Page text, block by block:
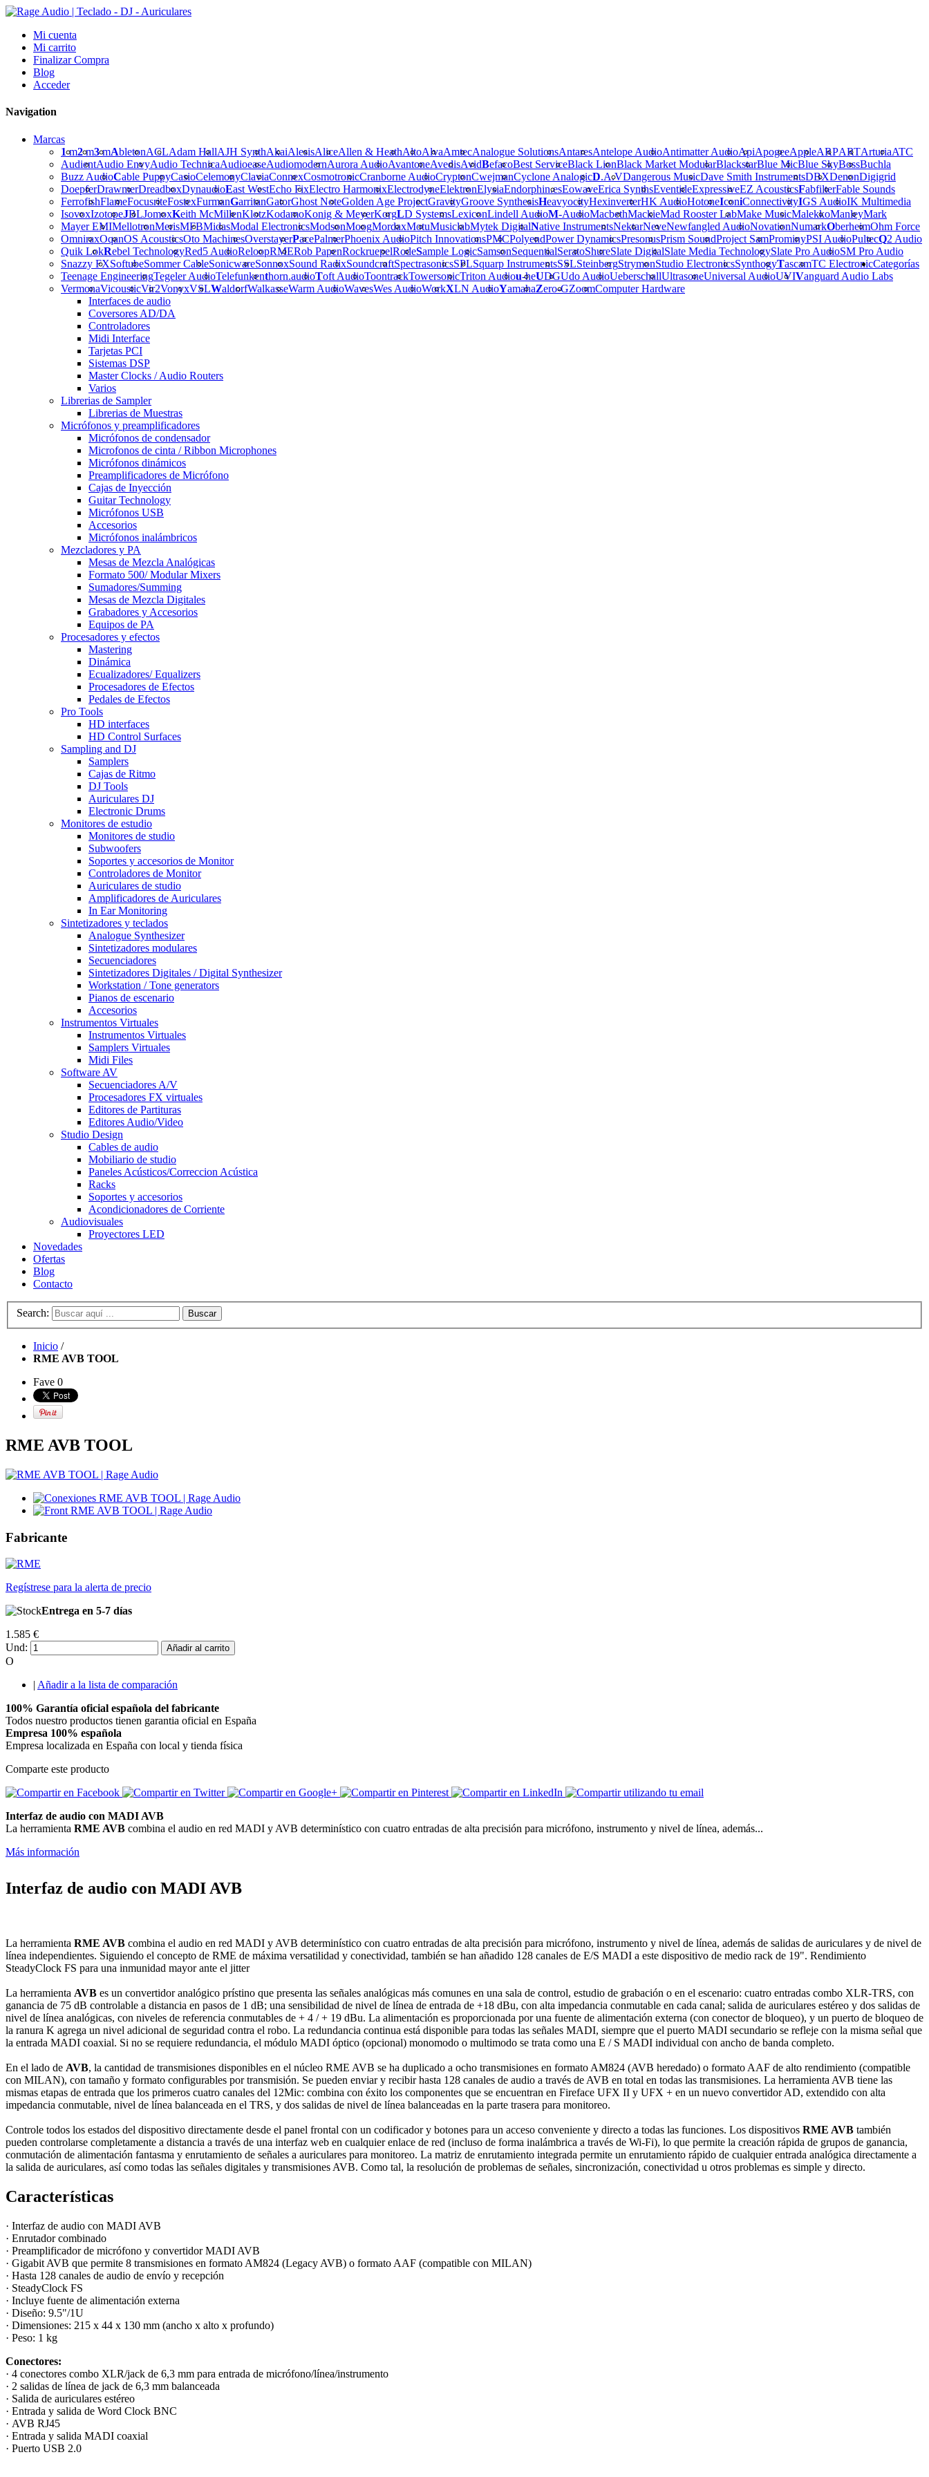
Mi cuenta
Mi carrito
Finalizar Compra
Blog
Acceder
Navigation
Marcas
1m2m3mAbletonACLAdam HallAJH SynthAkaiAlesisAliceAllen & HeathAltoAlvaAmtecAnalogue SolutionsAntaresAntelope AudioAntimatter AudioApiApogeeAppleARPARTArturiaATC
AudientAudio EnvyAudio TechnicaAudioeaseAudiomodernAurora AudioAvantoneAvedisAvidBefacoBest ServiceBlack LionBlack Market ModularBlackstarBlue MicBlue SkyBossBuchla
Buzz AudioCable PuppyCasioCelemonyClaviaConnexCosmotronicCranborne AudioCryptonCwejmanCyclone AnalogicD.A.VDangerous MusicDave Smith InstrumentsDBXDenonDigigrid
DoepferDrawmerDreadboxDynaudioEast WestEcho FixElectro HarmonixElectrodyneElektronElysiaEndorphin.esEowaveErica SynthsEventideExpressiveEZ AcousticsFabfilterFable Sounds
FerrofishFlameFocusriteFostexFurmanGarritanGatorGhost NoteGolden Age ProjectGravityGroove SynthesisHeavyocityHexinverterHK AudioHotoneIconiConnectivityIGS AudioIK Multimedia
IsovoxIzotopeJBLJomoxKeith McMillenKlotzKodamoKonig & MeyerKorgLD SystemsLexiconLindell AudioM-AudioMacbethMackieMad Rooster LabMake MusicMalekkoManleyMark
Mayer EMIMellotronMerisMFBMidasModal ElectronicsModsonMoogMordaxMotuMusiclabMytek DigitalNative InstrumentsNektarNeveNewfangled AudioNovationNumarkOberheimOhm Force
OmniraxOqanOS AcousticsOto MachinesOverstayerPacePalmerPhoenix AudioPitch InnovationsPMCPolyendPower DynamicsPresonusPrism SoundProject SamProminyPSI AudioPultecQ2 Audio
Quik LokRebel TechnologyRed5 AudioReloopRMERob PapenRockruepelRodeSample LogicSamsonSequentialSeratoShureSlate DigitalSlate Media TechnologySlate Pro AudioSM Pro Audio
Snazzy FXSoftubeSommer CableSonicwareSonnoxSound RadixSoundcraftSpectrasonicsSPLSquarp InstrumentsSSLSteinbergStrymonStudio ElectronicsSynthogyTascamTC Electronic
Teenage EngineeringTegeler AudioTelefunkenthorn.audioToft AudioToontrackTowersonicTriton Audiou-heUDGUdo AudioUeberschallUltrasoneUniversal AudioUVIVanguard Audio Labs
VermonaVicousticVir2VonyxVSLWaldorfWalkasseWarm AudioWavesWes AudioWorkXLN AudioYamahaZero-GZoom
Categorías
Computer Hardware
Interfaces de audio
Coversores AD/DA
Controladores
Midi Interface
Tarjetas PCI
Sistemas DSP
Master Clocks / Audio Routers
Varios
Librerias de Sampler
Librerias de Muestras
Micrófonos y preamplificadores
Micrófonos de condensador
Microfonos de cinta / Ribbon Microphones
Micrófonos dinámicos
Preamplificadores de Micrófono
Cajas de Inyección
Guitar Technology
Micrófonos USB
Accesorios
Micrófonos inalámbricos
Mezcladores y PA
Mesas de Mezcla Analógicas
Formato 500/ Modular Mixers
Sumadores/Summing
Mesas de Mezcla Digitales
Grabadores y Accesorios
Equipos de PA
Procesadores y efectos
Mastering
Dinámica
Ecualizadores/ Equalizers
Procesadores de Efectos
Pedales de Efectos
Pro Tools
HD interfaces
HD Control Surfaces
Sampling and DJ
Samplers
Cajas de Ritmo
DJ Tools
Auriculares DJ
Electronic Drums
Monitores de estudio
Monitores de studio
Subwoofers
Soportes y accesorios de Monitor
Controladores de Monitor
Auriculares de studio
Amplificadores de Auriculares
In Ear Monitoring
Sintetizadores y teclados
Analogue Synthesizer
Sintetizadores modulares
Secuenciadores
Sintetizadores Digitales / Digital Synthesizer
Workstation / Tone generators
Pianos de escenario
Accesorios
Instrumentos Virtuales
Instrumentos Virtuales
Samplers Virtuales
Midi Files
Software AV
Secuenciadores A/V
Procesadores FX virtuales
Editores de Partituras
Editores Audio/Video
Studio Design
Cables de audio
Mobiliario de studio
Paneles Acústicos/Correccion Acústica
Racks
Soportes y accesorios
Acondicionadores de Corriente
Audiovisuales
Proyectores LED
Novedades
Ofertas
Blog
Contacto
Search: Buscar
Inicio /
RME AVB TOOL
Fave 0
RME AVB TOOL
Fabricante
Regístrese para la alerta de precio
Entrega en 5-7 días
1.585 €
Und:
Añadir al carrito
O
| Añadir a la lista de comparación
100% Garantía oficial española del fabricante
Todos nuestro productos tienen garantia oficial en España
Empresa 100% española
Empresa localizada en España con local y tienda física
Comparte este producto
Interfaz de audio con MADI AVB
La herramienta RME AVB combina el audio en red MADI y AVB determinístico con cuatro entradas de alta precisión para micrófono, instrumento y nivel de línea, además...
Más información
Interfaz de audio con MADI AVB
La herramienta RME AVB combina el audio en red MADI y AVB determinístico con cuatro entradas de alta precisión para micrófono, instrumento y nivel de línea, además de salidas de auriculares y de nivel de
línea independientes. Siguiendo el concepto de RME de máxima versatilidad y conectividad, también se han añadido 128 canales de E/S MADI a este dispositivo de medio rack de 19". Rendimiento
SteadyClock FS para una inmunidad mayor ante el jitter
La herramienta AVB es un convertidor analógico prístino que presenta las señales analógicas más comunes en una sala de control, estudio de grabación o en el escenario: cuatro entradas combo XLR-TRS, con
ganancia de 75 dB controlable a distancia en pasos de 1 dB; una sensibilidad de nivel de línea de entrada de +18 dBu, con alta impedancia conmutable en cada canal; salida de auriculares estéreo y dos salidas de
nivel de línea analógicas, con niveles de referencia conmutables de + 4 / + 19 dBu. La alimentación es proporcionada por una fuente de alimentación externa (con conector de bloqueo), y un puerto de bloqueo de
la ranura K agrega un nivel adicional de seguridad contra el robo. La redundancia continua está disponible para todas las señales MADI, siempre que el puerto MADI secundario se refleje con la misma señal que
la entrada MADI coaxial. Si no se requiere redundancia, el módulo MADI óptico (opcional) monomodo o multimodo se trata como una E / S MADI individual con ancho de banda completo.
En el lado de AVB, la cantidad de transmisiones disponibles en el núcleo RME AVB se ha duplicado a ocho transmisiones en formato AM824 (AVB heredado) o formato AAF de alto rendimiento (compatible
con MILAN), con tamaño y formato configurables por transmisión. Se pueden enviar y recibir hasta 128 canales de audio a través de AVB en total en todas las transmisiones. La herramienta AVB tiene las
mismas etapas de entrada que los primeros cuatro canales del 12Mic: combina con éxito los componentes que se encuentran en Fireface UFX II y UFX + en un nuevo convertidor AD, extendido con alta
impedancia conmutable, nivel de línea balanceada en el TRS, y dos salidas de nivel de línea balanceadas en la parte trasera para monitoreo.
Controle todos los estados del dispositivo directamente desde el panel frontal con un codificador y botones para un acceso conveniente y directo a todas las funciones. Los dispositivos RME AVB también
pueden controlarse completamente a distancia a través de una interfaz web en cualquier enlace de red (incluso de forma inalámbrica a través de Wi-Fi), lo que permite la creación rápida de grupos de ganancia,
conmutación de alimentación fantasma y enrutamiento de señales a auriculares para monitoreo. La matriz de enrutamiento integrada permite un enrutamiento rápido de cualquier entrada analógica directamente a
la salida de auriculares, así como todas las señales digitales y transmisiones AVB. Como tal, la resolución de problemas de señales, sincronización, conectividad u otros problemas es simple y directo.
Características
· Interfaz de audio con MADI AVB
· Enrutador combinado
· Preamplificador de micrófono y convertidor MADI AVB
· Gigabit AVB que permite 8 transmisiones en formato AM824 (Legacy AVB) o formato AAF (compatible con MILAN)
· Hasta 128 canales de audio de envío y recepción
· SteadyClock FS
· Incluye fuente de alimentación externa
· Diseño: 9.5"/1U
· Dimensiones: 215 x 44 x 130 mm (ancho x alto x profundo)
· Peso: 1 kg
Conectores:
· 4 conectores combo XLR/jack de 6,3 mm para entrada de micrófono/línea/instrumento
· 2 salidas de línea de jack de 6,3 mm balanceada
· Salida de auriculares estéreo
· Entrada y salida de Word Clock BNC
· AVB RJ45
· Entrada y salida MADI coaxial
· Puerto USB 2.0